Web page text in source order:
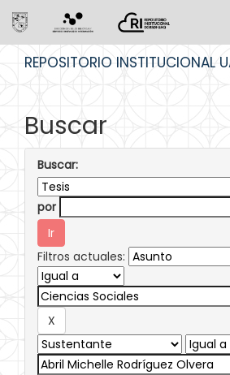
REPOSITORIO INSTITUCIONAL
Buscar
Buscar:
por
Filtros actuales: